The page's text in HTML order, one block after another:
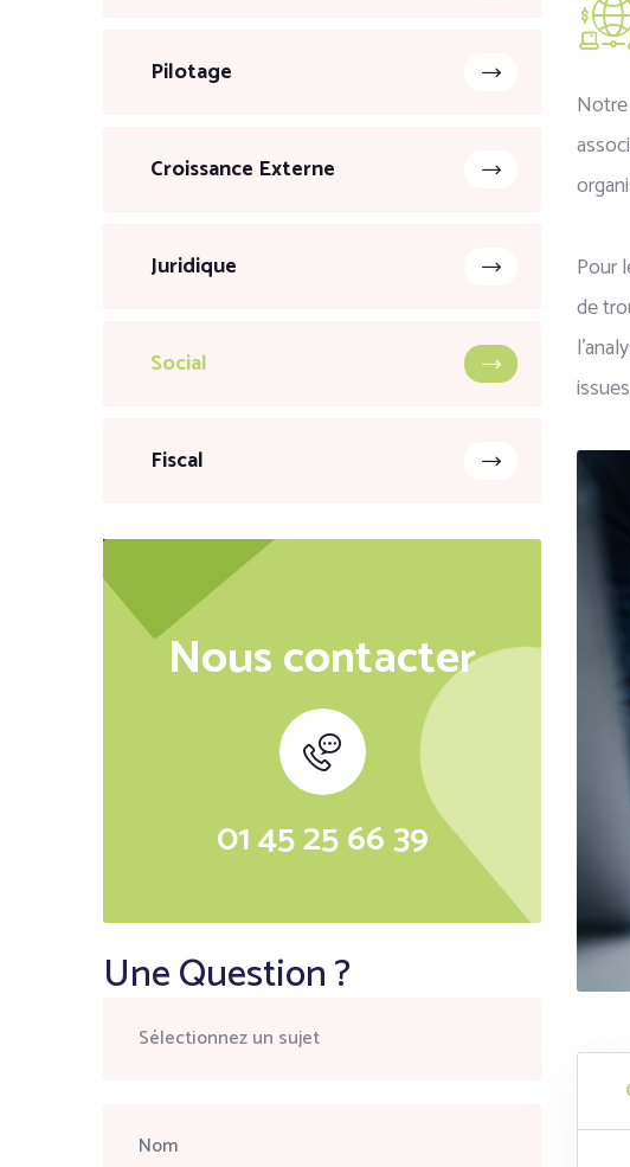
Pilotage
Croissance Externe
Juridique
Social
Fiscal
Nous contacter
01 45 25 66 39
Une Question ?
Pour
de